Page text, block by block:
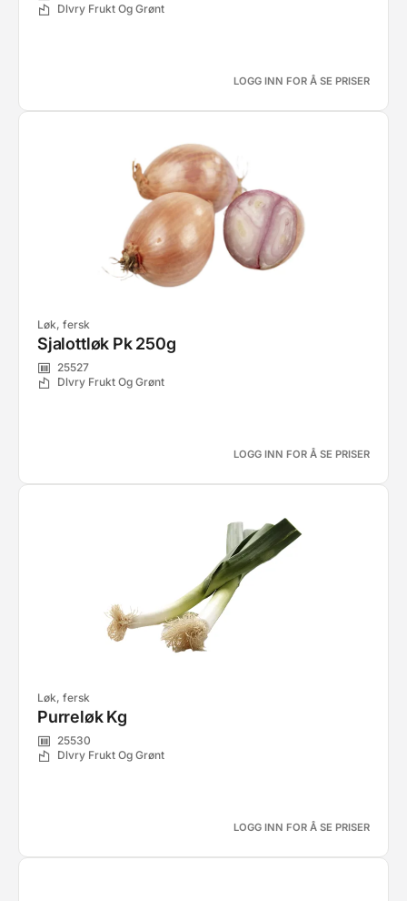
Dlvry Frukt Og Grønt
LOGG INN FOR Å SE PRISER
Løk, fersk
Sjalottløk Pk 250g
25527
Dlvry Frukt Og Grønt
LOGG INN FOR Å SE PRISER
Løk, fersk
Purreløk Kg
25530
Dlvry Frukt Og Grønt
LOGG INN FOR Å SE PRISER